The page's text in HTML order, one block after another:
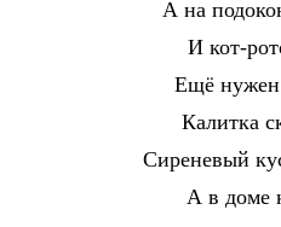
А на
И кот-
Ещё нужен
Калитка
Сиреневый
А в доме